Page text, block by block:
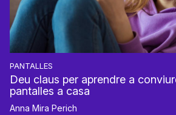
PANTALLES
Deu claus per aprendre a
pantalles a casa
Anna Mira Perich